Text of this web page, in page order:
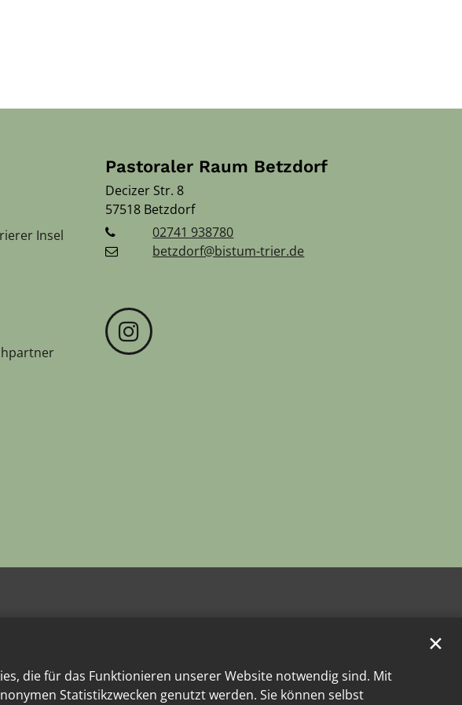
die für das Funktionieren unserer Website notwendig sind. Mit
Statistikzwecken genutzt werden. Sie können selbst
✕
Insel
Pastoraler Raum Betzdorf
Decizer Str. 8
57518 Betzdorf
02741 938780
betzdorf@bistum-trier.de